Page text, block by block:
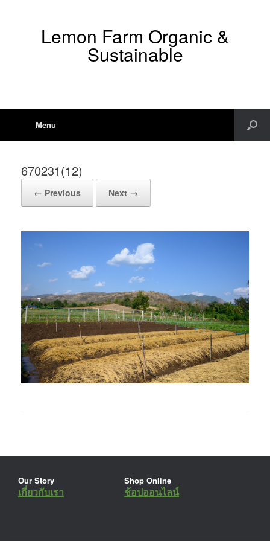
Lemon Farm Organic &
Sustainable
Menu
670231(12)
← Previous Next →
Our Story
เกี่ยวกับเรา
Shop Online
ช้อปออนไลน์